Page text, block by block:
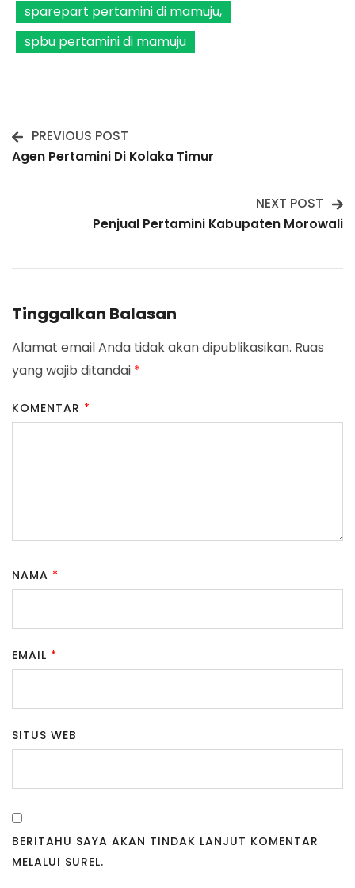
sparepart pertamini di mamuju
spbu pertamini di mamuju
Post
PREVIOUS POST
Agen Pertamini Di Kolaka Timur
NEXT POST
Penjual Pertamini Kabupaten Morowali
Tinggalkan Balasan
Alamat email Anda tidak akan dipublikasikan. Ruas
yang wajib ditandai *
KOMENTAR *
NAMA *
EMAIL *
SITUS WEB
BERITAHU SAYA AKAN TINDAK LANJUT KOMENTAR
MELALUI SUREL.